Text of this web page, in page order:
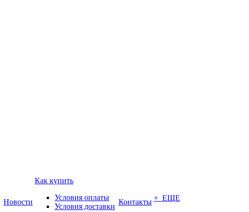
Новости
Как купить
Условия оплаты
Условия доставки
Контакты + ЕЩЕ